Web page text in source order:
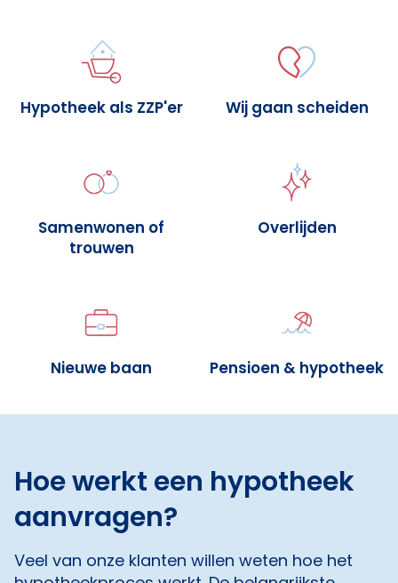
Hypotheek als ZZP'er Wij gaan scheiden
Samenwonen of
trouwen
Overlijden
Nieuwe baan Pensioen & hypotheek
Hoe werkt een hypotheek
aanvragen?
Veel van onze klanten willen weten hoe het